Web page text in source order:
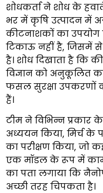
शोधकर्ता ने शोध के
भर में कृषि उत्पादन में
कीटनाशकों का
टिकाऊ नहीं है, जिसमें
है। शोध दिखाता है
विज्ञान को अनुकूलित
फसल सुरक्षा
हैं।
टीम ने विभिन्न प्रकार
अध्ययन किया, मिर्च के
का परीक्षण किया, जो
एक मॉडल के रूप में काम
का पता लगाया कि
अच्छी तरह चिपकता है।